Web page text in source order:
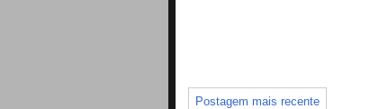
Postagem mais recente